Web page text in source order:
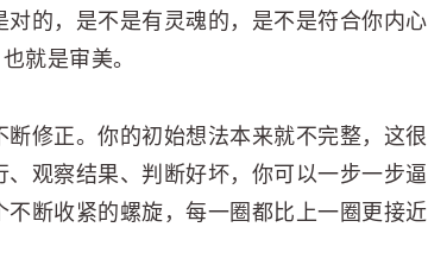
的，是不是有灵魂的，是不是符合你内
就是审美。
修正。你的初始想法本来就不完整，这
观察结果、判断好坏，你可以一步一步
断收紧的螺旋，每一圈都比上一圈更接近